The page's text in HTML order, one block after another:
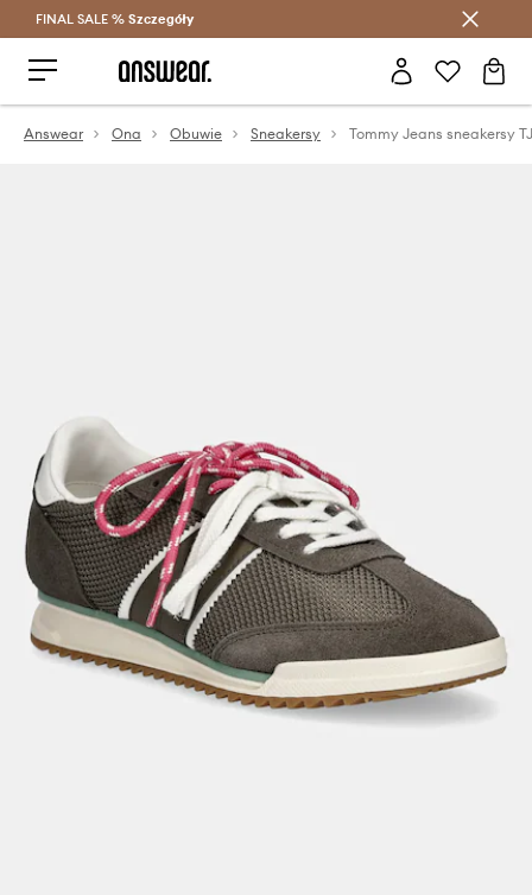
Oszczędzaj z Answear Club >
FINAL SALE % Szczegóły
Answear Ona Obuwie Sneakersy